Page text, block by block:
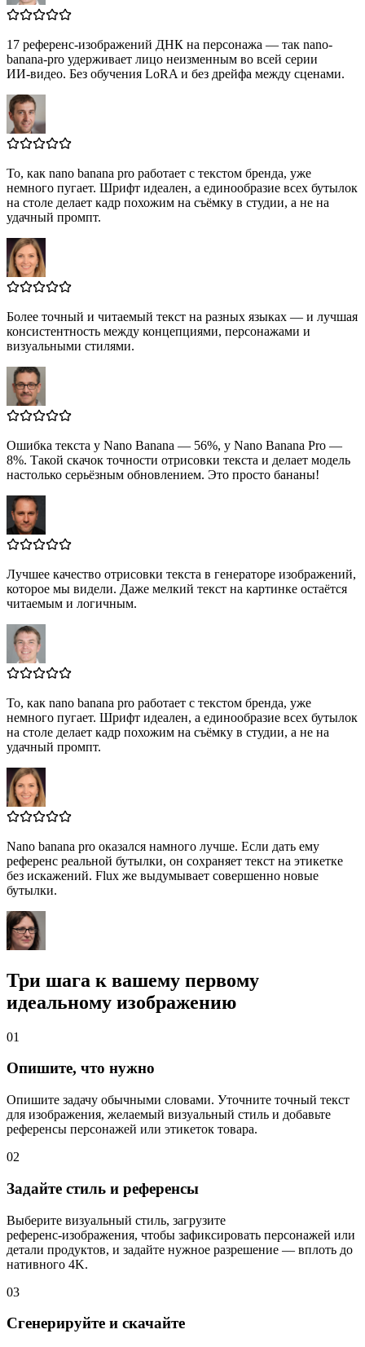
17 референс‑изображений ДНК на персонажа — так nano-
banana-pro удерживает лицо неизменным во всей серии
ИИ‑видео. Без обучения LoRA и без дрейфа между сценами.
То, как nano banana pro работает с текстом бренда, уже
немного пугает. Шрифт идеален, а единообразие всех бутылок
на столе делает кадр похожим на съёмку в студии, а не на
удачный промпт.
Более точный и читаемый текст на разных языках — и лучшая
консистентность между концепциями, персонажами и
визуальными стилями.
Ошибка текста у Nano Banana — 56%, у Nano Banana Pro —
8%. Такой скачок точности отрисовки текста и делает модель
настолько серьёзным обновлением. Это просто бананы!
Лучшее качество отрисовки текста в генераторе изображений,
которое мы видели. Даже мелкий текст на картинке остаётся
читаемым и логичным.
То, как nano banana pro работает с текстом бренда, уже
немного пугает. Шрифт идеален, а единообразие всех бутылок
на столе делает кадр похожим на съёмку в студии, а не на
удачный промпт.
Nano banana pro оказался намного лучше. Если дать ему
референс реальной бутылки, он сохраняет текст на этикетке
без искажений. Flux же выдумывает совершенно новые
бутылки.
Три шага к вашему первому
идеальному изображению
01
Опишите, что нужно
Опишите задачу обычными словами. Уточните точный текст
для изображения, желаемый визуальный стиль и добавьте
референсы персонажей или этикеток товара.
02
Задайте стиль и референсы
Выберите визуальный стиль, загрузите
референс‑изображения, чтобы зафиксировать персонажей или
детали продуктов, и задайте нужное разрешение — вплоть до
нативного 4K.
03
Сгенерируйте и скачайте